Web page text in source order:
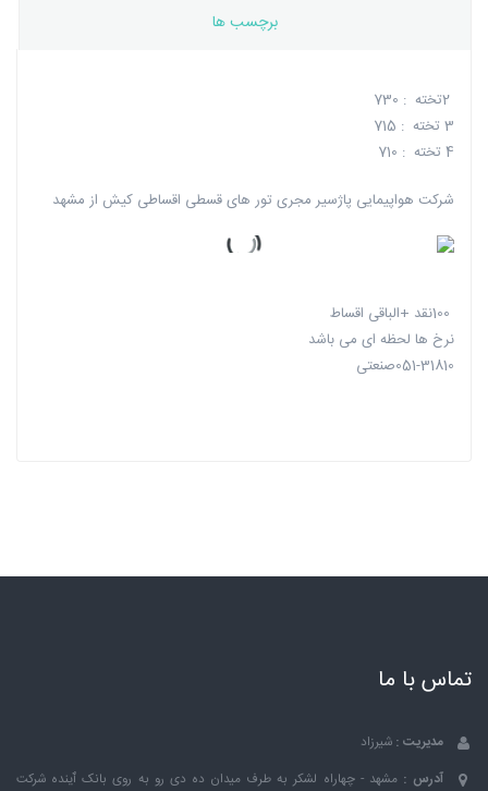
برچسب ها
3 تخته : 715
4 تخته : 710
شرکت هواپیمایی پاژسیر مجری تور های قسطی اقساطی کیش از مشهد
نرخ ها لحظه ای می باشد
051-31810صنعتی
تماس با ما
مدیریت : شیرزاد
آدرس : مشهد - چهاراه لشکر به طرف میدان ده دی رو به روی بانک ٱینده شرکت